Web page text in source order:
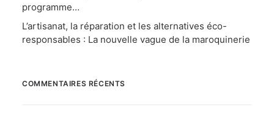
programme…
L’artisanat, la réparation et les alternatives éco-
responsables : La nouvelle vague de la maroquinerie
COMMENTAIRES RÉCENTS